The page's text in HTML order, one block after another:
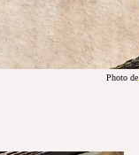
Photo de